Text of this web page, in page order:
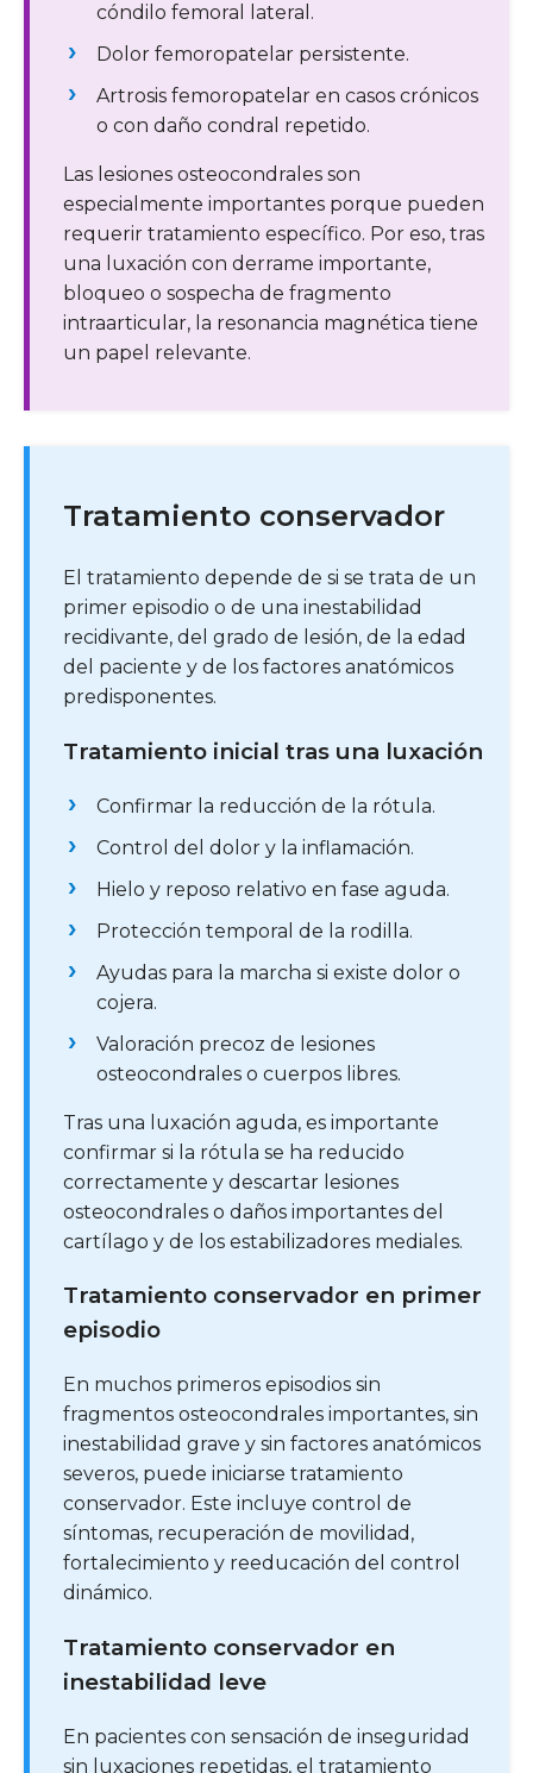
cóndilo femoral lateral.
Dolor femoropatelar persistente.
Artrosis femoropatelar en casos crónicos
o con daño condral repetido.
Las lesiones osteocondrales son
especialmente importantes porque pueden
requerir tratamiento específico. Por eso, tras
una luxación con derrame importante,
bloqueo o sospecha de fragmento
intraarticular, la resonancia magnética tiene
un papel relevante.
Tratamiento conservador
El tratamiento depende de si se trata de un
primer episodio o de una inestabilidad
recidivante, del grado de lesión, de la edad
del paciente y de los factores anatómicos
predisponentes.
Tratamiento inicial tras una luxación
Confirmar la reducción de la rótula.
Control del dolor y la inflamación.
Hielo y reposo relativo en fase aguda.
Protección temporal de la rodilla.
Ayudas para la marcha si existe dolor o
cojera.
Valoración precoz de lesiones
osteocondrales o cuerpos libres.
Tras una luxación aguda, es importante
confirmar si la rótula se ha reducido
correctamente y descartar lesiones
osteocondrales o daños importantes del
cartílago y de los estabilizadores mediales.
Tratamiento conservador en primer
episodio
En muchos primeros episodios sin
fragmentos osteocondrales importantes, sin
inestabilidad grave y sin factores anatómicos
severos, puede iniciarse tratamiento
conservador. Este incluye control de
síntomas, recuperación de movilidad,
fortalecimiento y reeducación del control
dinámico.
Tratamiento conservador en
inestabilidad leve
En pacientes con sensación de inseguridad
sin luxaciones repetidas, el tratamiento